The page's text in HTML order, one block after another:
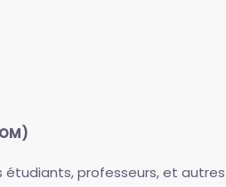
étudiants, professeurs, et autres